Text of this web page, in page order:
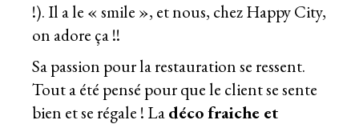
!). Il a le « smile », et nous, chez Happy City,
on adore ça !!
Sa passion pour la restauration se ressent.
Tout a été pensé pour que le client se sente
bien et se régale ! Ladéco fraiche et